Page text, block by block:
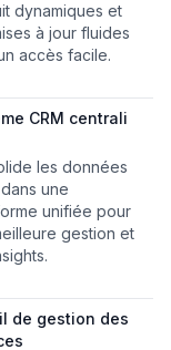
dynamiques et
à jour fluides
accès facile.
CRM centrali
les données
une
unifiée pour
gestion et
de gestion des